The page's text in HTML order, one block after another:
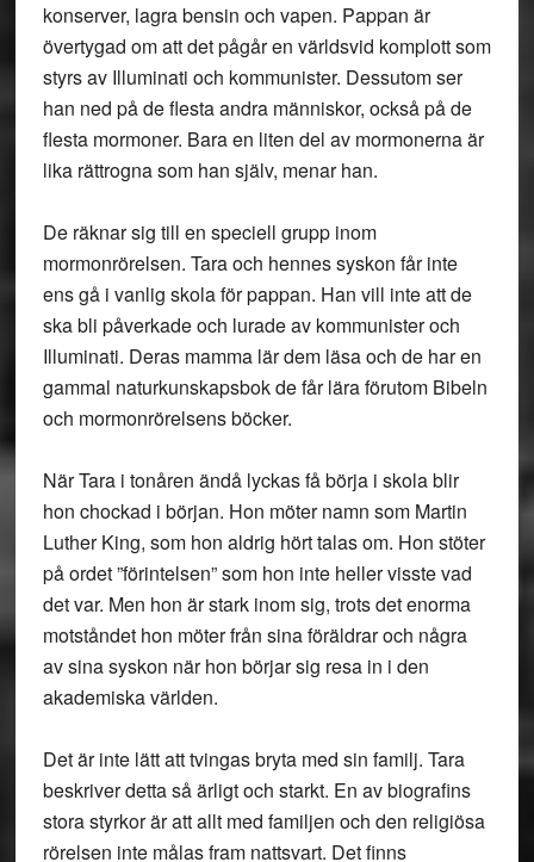
konserver, lagra bensin och vapen. Pappan är
övertygad om att det pågår en världsvid komplott som
styrs av Illuminati och kommunister. Dessutom ser
han ned på de flesta andra människor, också på de
flesta mormoner. Bara en liten del av mormonerna är
lika rättrogna som han själv, menar han.
De räknar sig till en speciell grupp inom
mormonrörelsen. Tara och hennes syskon får inte
ens gå i vanlig skola för pappan. Han vill inte att de
ska bli påverkade och lurade av kommunister och
Illuminati. Deras mamma lär dem läsa och de har en
gammal naturkunskapsbok de får lära förutom Bibeln
och mormonrörelsens böcker.
När Tara i tonåren ändå lyckas få börja i skola blir
hon chockad i början. Hon möter namn som Martin
Luther King, som hon aldrig hört talas om. Hon stöter
på ordet ”förintelsen” som hon inte heller visste vad
det var. Men hon är stark inom sig, trots det enorma
motståndet hon möter från sina föräldrar och några
av sina syskon när hon börjar sig resa in i den
akademiska världen.
Det är inte lätt att tvingas bryta med sin familj. Tara
beskriver detta så ärligt och starkt. En av biografins
stora styrkor är att allt med familjen och den religiösa
rörelsen inte målas fram nattsvart. Det finns